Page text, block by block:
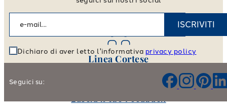
Vai allo store locator
Linea Cortese
Aiutaci a migliorare i nostri prodotti e il nostro servizio
ISCRIVITI
Dichiaro di aver letto l'informativa privacy policy
Seguici su: